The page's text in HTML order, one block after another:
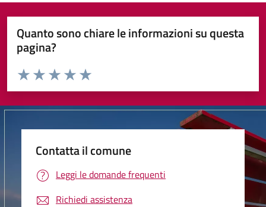
Quanto sono chiare le informazioni su questa
pagina?
Valuta da 1 a 5 stelle la pagina
Valuta 5 stelle su 5
Valuta 4 stelle su 5
Valuta 3 stelle su 5
Valuta 2 stelle su 5
Valuta 1 stelle su 5
Contatta il comune
Leggi le domande frequenti
Richiedi assistenza